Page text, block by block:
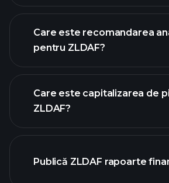
graficul ZLDAF
Care este recomandarea
pentru ZLDAF?
Care este capitalizarea de
ZLDAF?
lista noastră de
Publică ZLDAF rapoarte